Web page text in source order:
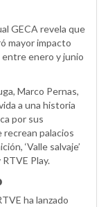
GECA revela que
mayor impacto
entre enero y junio
Marco Pernas,
a una historia
por sus
palacios
‘Valle salvaje’
Play.
ha lanzado